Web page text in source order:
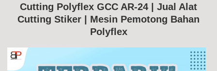
Cutting Polyflex GCC AR-24 | Jual Alat
Cutting Stiker | Mesin Pemotong Bahan
Polyflex